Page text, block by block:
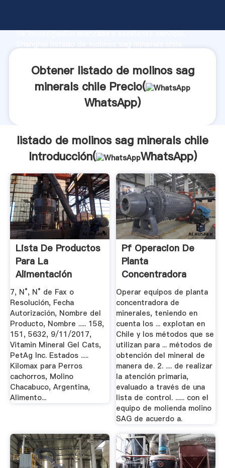
de investigación avanzada y excelente servicio,
clientes.Obtener listado de molinos sag
minerals chile Precio(
WhatsApp)
listado de molinos sag minerals chile
Introducción(
WhatsApp)
Lista De Productos
Para La
Alimentación
Animal.
7, N°, N° de Fax o
Resolución, Fecha
Autorización, Nombre del
Producto, Nombre ..... 158,
151, 5632, 9/11/2017,
Vitamin Mineral Gel Cats,
PetAg Inc. Estados .....
Kilomax para Perros
cachorros, Molino
Chacabuco, Argentina,
Alimento...
Pf Operacion De
Planta
Concentradora
Sence
Operar equipos de planta
concentradora de
minerales, teniendo en
cuenta los ... explotan en
Chile y los métodos que se
utilizan para ... métodos de
obtención del mineral de
manera de. 2. .... de realizar
la atención primaria,
evaluado a través de una
lista de control. ...... con el
equipo de molienda molino
SAG de acuerdo a.